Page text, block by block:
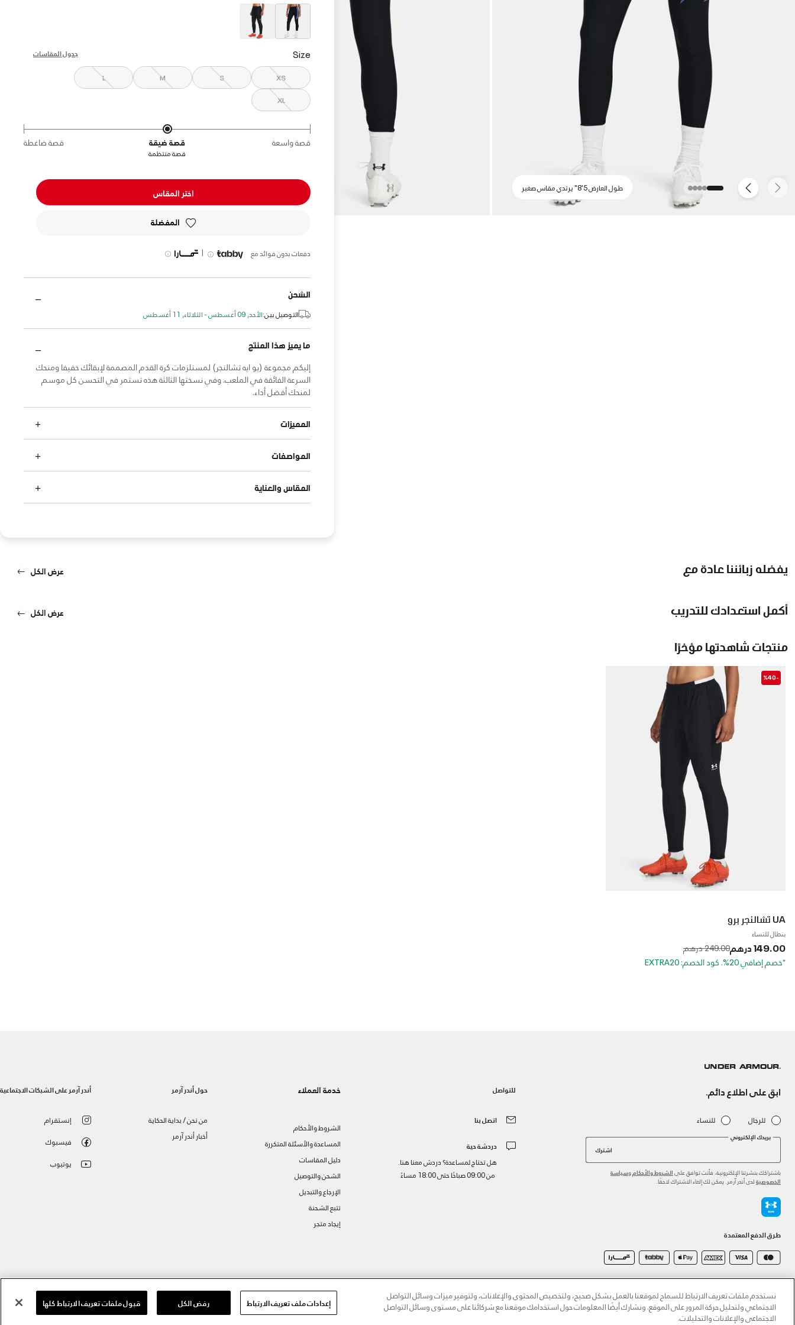
طول العارض 5'8" يرتدي مقاس صغير
Size جدول المقاسات
XS
S
M
L
XL
قصة واسعة قصة ضيقة قصة ضاغطة
قصة منتظمة
اختر المقاس
المفضلة
دفعات بدون فوائد مع |
الشحن
التوصيل بين:الأحد, 09 أغسطس - الثلاثاء, 11 أغسطس
ما يميز هذا المنتج
إليكم مجموعة (يو ايه تشالنجر) لمستلزمات كرة القدم المصممة لإبقائك خفيفا ومنحك
السرعة الفائقة في الملعب. وفي نسختها الثالثة هذه تستمر في التحسن كل موسم
لمنحك أفضل أداء.
المميزات
المواصفات
المقاس والعناية
يفضله زبائننا عادة مع عرض الكل
أكمل استعدادك للتدريب عرض الكل
منتجات شاهدتها مؤخرًا
-%40
UA تشالنجر برو
بنطال للنساء
149.00 درهم Price reduced from
249.00 درهم
to
*خصم إضافي 20%. كود الخصم: EXTRA20
ابق على اطلاع دائم.
للرجال للنساء
بريدك الإلكتروني
اشترك
باشتراكك بنشرتنا الإلكترونية، فأنت توافق على الشروط والأحكام وسياسة
الخصوصية لدى أندر آرمر. يمكن لك إلغاء الاشتراك لاحقًا.
طرق الدفع المعتمدة
للتواصل
اتصل بنا
دردشة حية
هل تحتاج لمساعدة؟ دردش معنا هنا.
من 09:00 صباحًا حتى 18:00 مساءً
خدمة العملاء
الشروط والأحكام
المساعدة والأسئلة المتكررة
دليل المقاسات
الشحن والتوصيل
الإرجاع والتبديل
تتبع الشحنة
إيجاد متجر
حول أندر آرمر
من نحن / بداية الحكاية
أخبار أندر آرمر
أندر آرمر على الشبكات الاجتماعية
إنستقرام
فيسبوك
يوتيوب
نستخدم ملفات تعريف الارتباط للسماح لموقعنا بالعمل بشكل صحيح، ولتخصيص المحتوى والإعلانات، ولتوفير ميزات وسائل التواصل
الاجتماعي ولتحليل حركة المرور على الموقع. ونشارك أيضًا المعلومات حول استخدامك موقعنا مع شركائنا على مستوى وسائل التواصل
الاجتماعي والإعلانات والتحليلات.
إعدادات ملف تعريف الارتباط رفض الكل قبول ملفات تعريف الارتباط كلها